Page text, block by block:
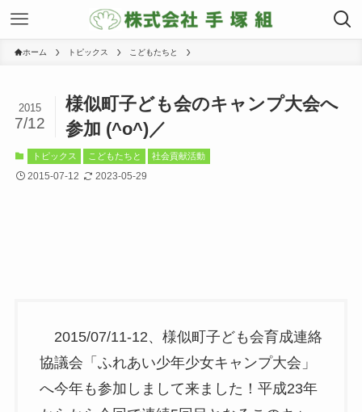
ホーム トピックス こどもたちと
様似町子ども会のキャンプ大会へ
参加 (^o^)／
2015
7/12
トピックス こどもたちと 社会貢献活動
2015-07-12 2023-05-29
2015/07/11-12、様似町子ども会育成連絡
協議会「ふれあい少年少女キャンプ大会」
へ今年も参加しまして来ました！平成23年